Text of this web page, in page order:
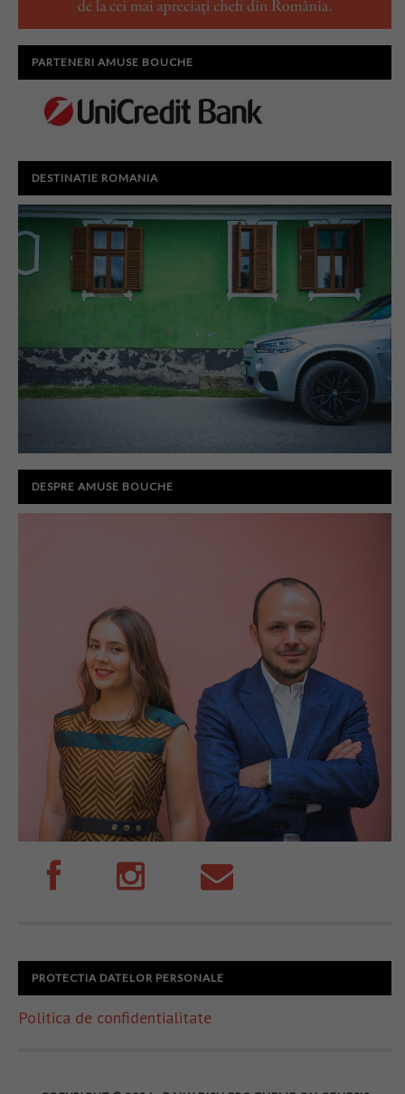
PARTENERI AMUSE BOUCHE
DESTINATIE ROMANIA
DESPRE AMUSE BOUCHE
PROTECTIA DATELOR PERSONALE
Politica de confidentialitate